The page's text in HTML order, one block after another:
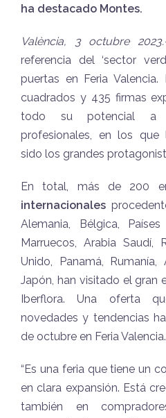
ha destacado Montes.
València, 3 octubre
referencia del ‘sector
puertas en Feria
cuadrados y 435 firmas
todo su potencial a
profesionales, en los que
sido los grandes
En total, más de 200
internacionales
Alemania, Bélgica,
Marruecos, Arabia Saudí,
Unido, Panamá,
Japón, han visitado el gran
Iberflora. Una oferta
novedades y tendencias
de octubre en Feria Valencia.
“Es una feria que tiene un
en clara expansión. Está
también en